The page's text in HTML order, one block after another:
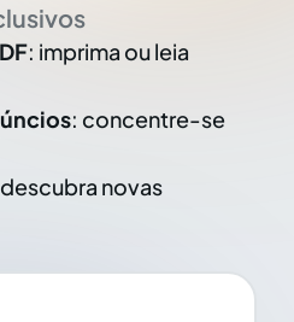
: imprima ou leia
: concentre-se
novas